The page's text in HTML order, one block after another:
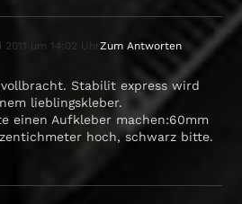
2011 um 14:02 UhrZum Antworten
Stabilit express wird
lieblingskleber.
einen Aufkleber machen:60mm
hoch, schwarz bitte.